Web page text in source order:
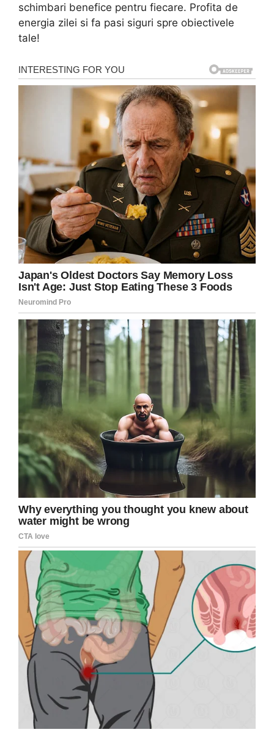
schimbari benefice pentru fiecare. Profita de
energia zilei si fa pasi siguri spre obiectivele
tale!